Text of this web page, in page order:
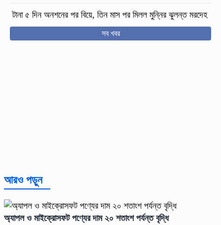
টানা ৫ দিন অনশনের পর বিয়ে, তিন মাস পর মিলল মুন্নির ঝুলন্ত মরদেহ
সব খবর
আরও পড়ুন
অ্যাপল ও মাইক্রোসফট পণ্যের দাম ২০ শতাংশ পর্যন্ত বৃদ্ধি